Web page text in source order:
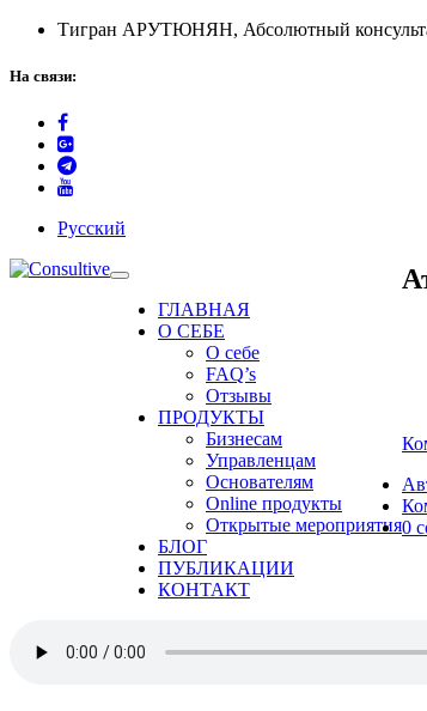
Тигран АРУТЮНЯН, Абсолютный
На связи:
Русский
ГЛАВНАЯ
О СЕБЕ
О себе
FAQ’s
Отзывы
ПРОДУКТЫ
Бизнесам
Управленцам
Основателям
Online продукты
Открытые мероприятия
БЛОГ
ПУБЛИКАЦИИ
КОНТАКТ
0